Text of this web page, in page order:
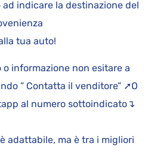
indicare la destinazione del
tua auto!
informazione non esitare a
” Contatta il venditore” ➚O
al numero sottoindicato↴
adattabile, ma è tra i migliori